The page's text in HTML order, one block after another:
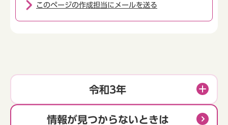
このページの作成担当にメールを送る
令和3年
情報が見つからないときは